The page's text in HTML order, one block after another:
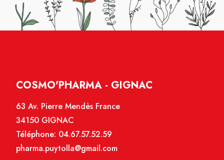
COSMO'PHARMA - GIGNAC
63 Av. Pierre Mendès France
34150 GIGNAC
Téléphone: 04.67.57.52.59
pharma.puytolla@gmail.com